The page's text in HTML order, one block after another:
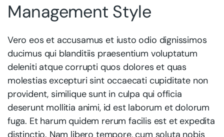
Management Style
Vero eos et accusamus et iusto odio dignissimos
ducimus qui blanditiis praesentium voluptatum
deleniti atque corrupti quos dolores et quas
molestias excepturi sint occaecati cupiditate non
provident, similique sunt in culpa qui officia
deserunt mollitia animi, id est laborum et dolorum
fuga. Et harum quidem rerum facilis est et expedita
distinctio. Nam libero tempore, cum soluta nobis